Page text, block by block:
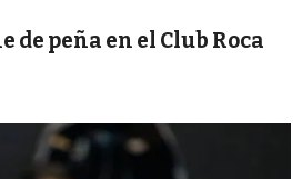
de peña en el Club Roca